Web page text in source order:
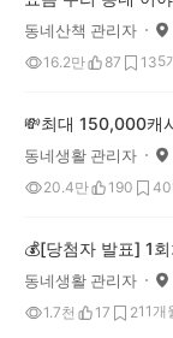
동네산책 관리자
16.2만 87 135
동네생활 관리자
20.4만 190 40
동네생활 관리자
1.7천 17 211개